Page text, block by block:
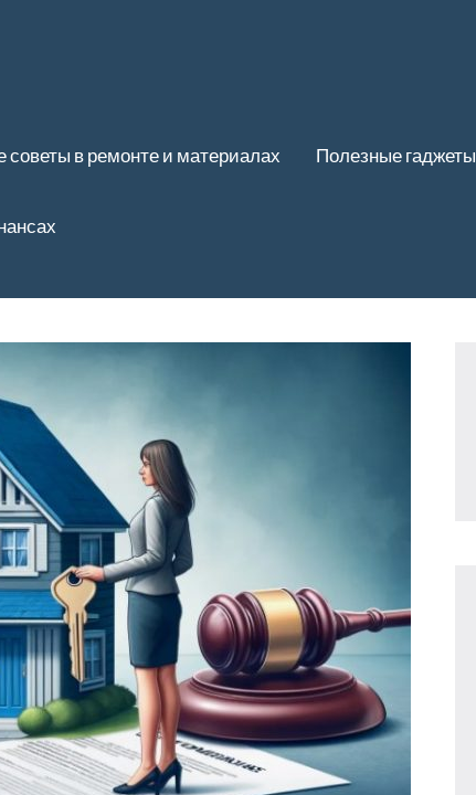
советы в ремонте и материалах Полезные гаджеты